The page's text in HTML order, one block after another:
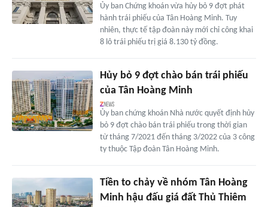
Ủy ban Chứng khoán vừa hủy bỏ 9 đợt phát
hành trái phiếu của Tân Hoàng Minh. Tuy
nhiên, thực tế tập đoàn này mới chỉ công khai
8 lô trái phiếu trị giá 8.130 tỷ đồng.
Hủy bỏ 9 đợt chào bán trái phiếu
của Tân Hoàng Minh
Ủy ban chứng khoán Nhà nước quyết định hủy
bỏ 9 đợt chào bán trái phiếu trong thời gian
từ tháng 7/2021 đến tháng 3/2022 của 3 công
ty thuộc Tập đoàn Tân Hoàng Minh.
Tiền to chảy về nhóm Tân Hoàng
Minh hậu đấu giá đất Thủ Thiêm